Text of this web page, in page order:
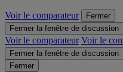
Voir le comparateur
Fermer
Fermer la fenêtre de discussion
Voir le comparateur Voir le
Fermer la fenêtre de discussion
Fermer